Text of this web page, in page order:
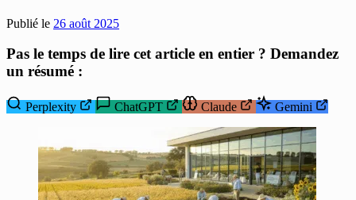
Publié le 26 août 2025
Pas le temps de lire cet article en entier ? Demandez
un résumé :
Perplexity ChatGPT Claude Gemini